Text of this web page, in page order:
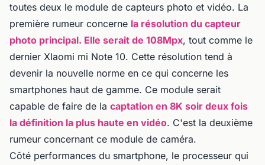
toutes deux le module de capteurs photo et vidéo. La
première rumeur concerne la résolution du capteur
photo principal. Elle serait de 108Mpx, tout comme le
dernier XIaomi mi Note 10. Cette résolution tend à
devenir la nouvelle norme en ce qui concerne les
smartphones haut de gamme. Ce module serait
capable de faire de la captation en 8K soir deux fois
la définition la plus haute en vidéo. C'est la deuxième
rumeur concernant ce module de caméra.
Côté performances du smartphone, le processeur qui